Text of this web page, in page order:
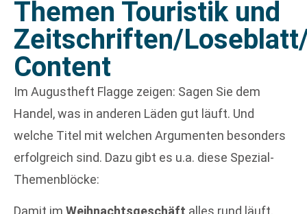
Themen Touristik und
Zeitschriften/
Content
Im Augustheft Flagge zeigen: Sagen Sie dem
Handel, was in anderen Läden gut läuft. Und
welche Titel mit welchen Argumenten besonders
erfolgreich sind. Dazu gibt es u.a. diese Spezial-
Themenblöcke: